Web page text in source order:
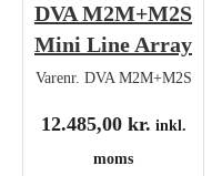
DVA M2M+M2S
Mini Line Array
Varenr. DVA M2M+M2S
12.485,00 kr. inkl.
moms